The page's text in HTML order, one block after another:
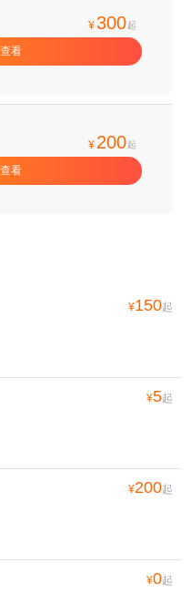
出没水上乐
木城-七彩花
¥300起
查看
¥ 200起
查看
¥150起
¥5起
¥200起
¥0起